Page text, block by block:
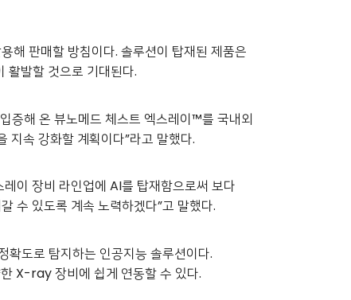
해 판매할 방침이다. 솔루션이 탑재된 제품은
활발할 것으로 기대된다.
증해 온 뷰노메드 체스트 엑스레이™를 국내외
지속 강화할 계획이다”라고 말했다.
이 장비 라인업에 AI를 탑재함으로써 보다
수 있도록 계속 노력하겠다”고 말했다.
도로 탐지하는 인공지능 솔루션이다.
X-ray 장비에 쉽게 연동할 수 있다.